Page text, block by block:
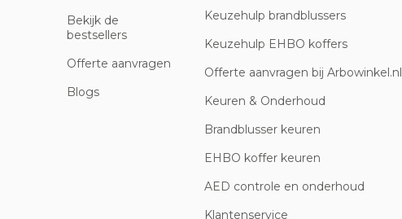
Bekijk de
bestsellers
Offerte aanvragen
Blogs
Keuzehulp brandblussers
Keuzehulp EHBO koffers
Offerte aanvragen bij Arbowinkel.nl
Keuren & Onderhoud
Brandblusser keuren
EHBO koffer keuren
AED controle en onderhoud
Klantenservice